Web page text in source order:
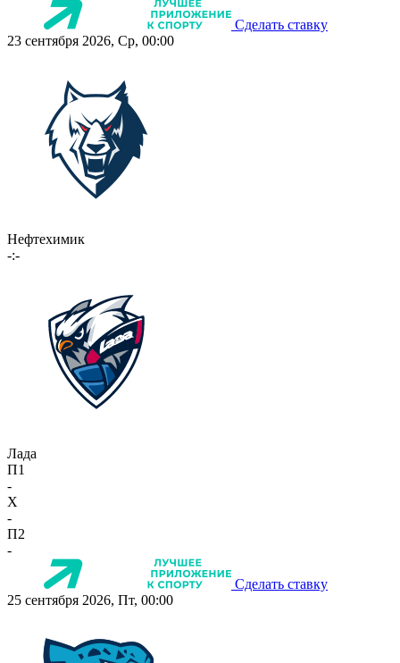
Сделать ставку
23 сентября 2026, Ср, 00:00
Нефтехимик
-:-
Лада
П1
-
X
-
П2
-
Сделать ставку
25 сентября 2026, Пт, 00:00